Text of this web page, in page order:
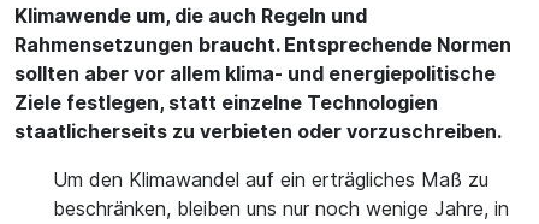
Klimawende um, die auch Regeln und
Rahmensetzungen braucht. Entsprechende Normen
sollten aber vor allem klima- und energiepolitische
Ziele festlegen, statt einzelne Technologien
staatlicherseits zu verbieten oder vorzuschreiben.
Um den Klimawandel auf ein erträgliches Maß zu
beschränken, bleiben uns nur noch wenige Jahre, in